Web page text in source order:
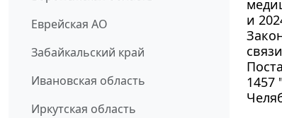
Еврейская АО
Забайкальский край
Ивановская область
Иркутская область
и
1457